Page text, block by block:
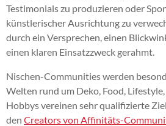
Testimonials zu produzieren oder
künstlerischer Ausrichtung zu
durch ein Versprechen, einen
einen klaren Einsatzzweck gerahmt.
Nischen-Communities werden
Welten rund um Deko, Food,
Hobbys vereinen sehr qualifizierte
den Creators von Affinitäts-